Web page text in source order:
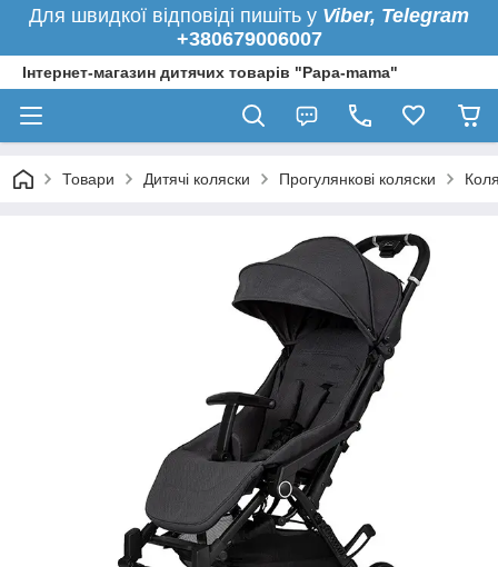
Для швидкої відповіді пишіть у Viber, Telegram
+380679006007
Інтернет-магазин дитячих товарів "Papa-mama"
Товари Дитячі коляски Прогулянкові коляски